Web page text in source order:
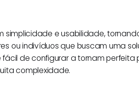
simplicidade e usabilidade,
ou indivíduos que buscam uma
de configurar a tornam perfeita
complexidade.